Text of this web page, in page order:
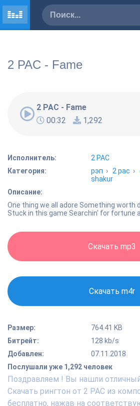
2 PAC - Fame
2 PAC - Fame
00:32
1,292
Исполнитель:
2 PAC
Категория:
рэп › 2 pac ›
shakur
Описание:
One thing we all adore Something worth
Stuck in this game Searchin' for fortune
Скачать mp3
Скачать m4r
Размер:
764.41 KB
Битрейт:
128 kb/s
Добавлен:
07.11.2018
Послушали уже 1,292 человек
Поздравляем ! Вы нашли
Скачать рингтон от 2 PAC из
бесплатно, нажав на